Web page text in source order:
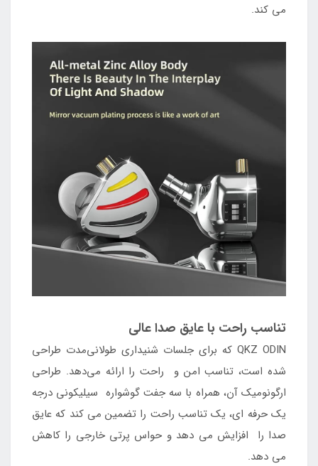
می کند.
تناسب راحت با عایق صدا عالی
QKZ ODIN که برای جلسات شنیداری طولانی‌مدت طراحی
شده است، تناسب امن و راحت را ارائه می‌دهد. طراحی
ارگونومیک آن، همراه با سه جفت گوشواره سیلیکونی درجه
یک حرفه ای، یک تناسب راحت را تضمین می کند که عایق
صدا را افزایش می دهد و حواس پرتی خارجی را کاهش
می دهد.